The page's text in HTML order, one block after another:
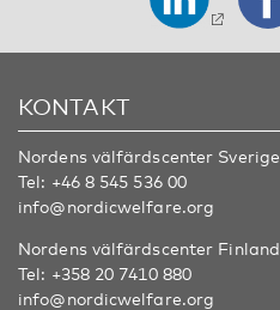
KONTAKT
Nordens välfärdscenter Sverige
Tel: +46 8 545 536 00
info@nordicwelfare.org
Nordens välfärdscenter Finland
Tel: +358 20 7410 880
info@nordicwelfare.org